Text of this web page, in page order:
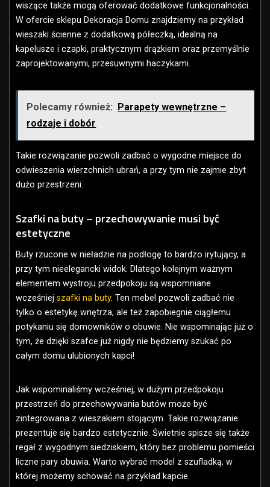
wiszące także mogą oferować dodatkowe funkcjonalności.
W ofercie sklepu Dekoracja Domu znajdziemy na przykład
wieszaki ścienne z dodatkową półeczką, idealną na
kapelusze i czapki, praktycznym drążkiem oraz przemyślnie
zaprojektowanymi, przesuwnymi haczykami.
Polecamy również:
Parapety wewnętrzne –
rodzaje i dobór
Takie rozwiązanie pozwoli zadbać o wygodne miejsce do
odwieszenia wierzchnich ubrań, a przy tym nie zajmie zbyt
dużo przestrzeni.
Szafki na buty – przechowywanie musi być
estetyczne
Buty rzucone w nieładzie na podłogę to bardzo irytujący, a
przy tym nieelegancki widok. Dlatego kolejnym ważnym
elementem wystroju przedpokoju są wspomniane
wcześniej szafki na buty. Ten mebel pozwoli zadbać nie
tylko o estetykę wnętrza, ale też zapobiegnie ciągłemu
potykaniu się domowników o obuwie. Nie wspominając już o
tym, że dzięki szafce już nigdy nie będziemy szukać po
całym domu ulubionych kapci!
Jak wspominaliśmy wcześniej, w dużym przedpokoju
przestrzeń do przechowywania butów może być
zintegrowana z wieszakiem stojącym. Takie rozwiązanie
prezentuje się bardzo estetycznie. Świetnie spisze się także
regał z wygodnym siedziskiem, który bez problemu pomieści
liczne pary obuwia. Warto wybrać model z szufladką, w
której możemy schować na przykład kapcie.